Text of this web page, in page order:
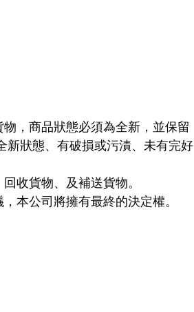
，商品狀態必須為全新，並保留
新狀態、有破損或污漬、未有完好
收貨物、及補送貨物。
本公司將擁有最終的決定權。